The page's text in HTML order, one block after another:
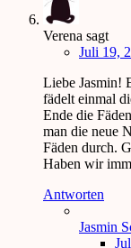
Verena sagt
Juli 19,
Liebe Jasmin!
fädelt einmal
Ende die
man die neue
Fäden durch.
Haben wir
Antworten
Jasmin